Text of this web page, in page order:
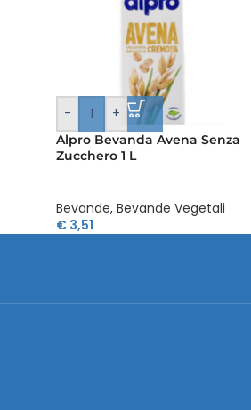
- +
Alpro Bevanda Avena Senza
Zucchero 1 L
Bevande, Bevande Vegetali
€ 3,51